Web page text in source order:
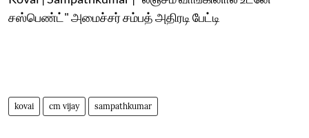
சஸ்பெண்ட்" அமைச்சர் சம்பத் அதிரடி பேட்டி
kovai cm vijay sampathkumar